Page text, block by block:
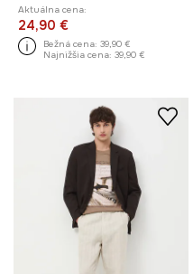
Aktuálna cena:
24,90 €
Bežná cena: 39,90 €
Najnižšia cena: 39,90 €